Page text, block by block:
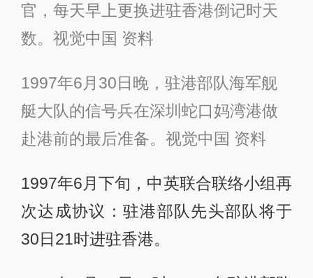
官，每天早上更换进驻香港倒记时天
数。视觉中国 资料
1997年6月30日晚，驻港部队海军舰
艇大队的信号兵在深圳蛇口妈湾港做
赴港前的最后准备。视觉中国 资料
1997年6月下旬，中英联合联络小组再
次达成协议：驻港部队先头部队将于
30日21时进驻香港。